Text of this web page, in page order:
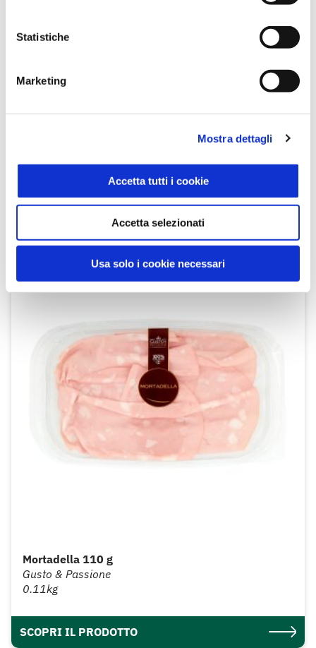
Statistiche
Marketing
Mostra dettagli
Accetta tutti i cookie
Accetta selezionati
Usa solo i cookie necessari
Gusto & Passione
SCOPRI IL PRODOTTO
Mortadella 110 g
Gusto & Passione
0.11kg
SCOPRI IL PRODOTTO